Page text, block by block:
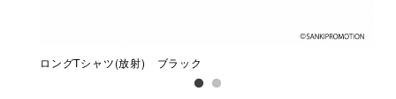
ロングTシャツ(放射) ブラック